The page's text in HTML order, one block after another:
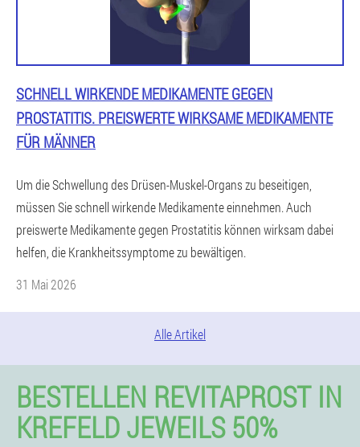
SCHNELL WIRKENDE MEDIKAMENTE GEGEN
PROSTATITIS. PREISWERTE WIRKSAME MEDIKAMENTE
FÜR MÄNNER
Um die Schwellung des Drüsen-Muskel-Organs zu beseitigen,
müssen Sie schnell wirkende Medikamente einnehmen. Auch
preiswerte Medikamente gegen Prostatitis können wirksam dabei
helfen, die Krankheitssymptome zu bewältigen.
31 Mai 2026
Alle Artikel
BESTELLEN REVITAPROST IN
KREFELD JEWEILS 50%